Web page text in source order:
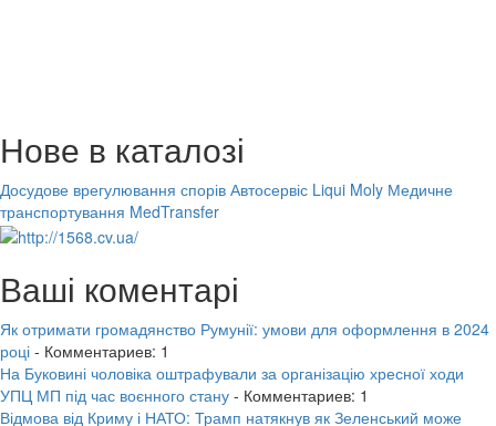
Нове в каталозі
Досудове врегулювання спорів Автосервіс Liqui Moly Медичне
транспортування MedTransfer
Ваші коментарі
Як отримати громадянство Румунії: умови для оформлення в 2024
році - Комментариев: 1
На Буковині чоловіка оштрафували за організацію хресної ходи
УПЦ МП під час воєнного стану - Комментариев: 1
Відмова від Криму і НАТО: Трамп натякнув як Зеленський може